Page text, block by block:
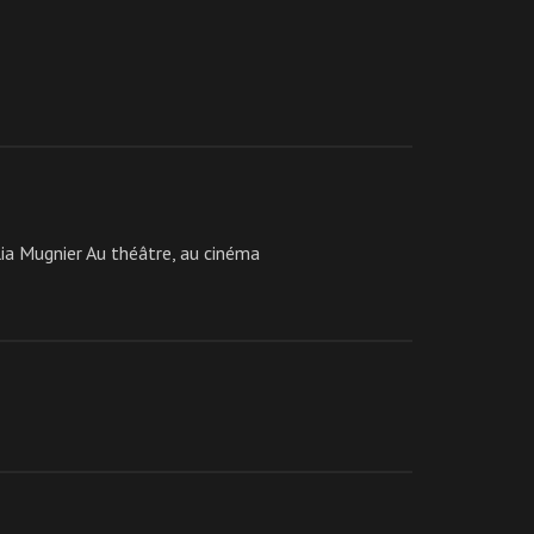
Mugnier Au théâtre, au cinéma